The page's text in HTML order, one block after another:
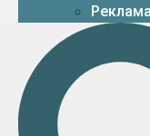
Реклама